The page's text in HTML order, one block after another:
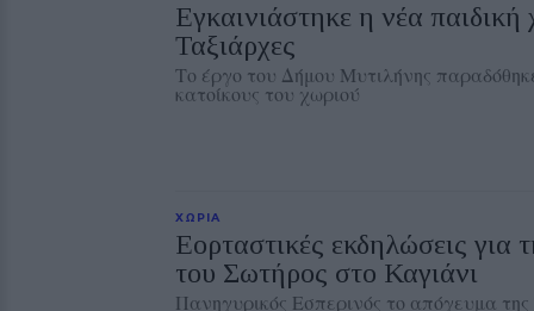
Εγκαινιάστηκε η νέα παιδική
Ταξιάρχες
Το έργο του Δήμου Μυτιλήνης
κατοίκους του χωριού
ΧΩΡΙΑ
Εορταστικές εκδηλώσεις
του Σωτήρος στο Καγιάνι
Πανηγυρικός Εσπερινός το απόγευμα